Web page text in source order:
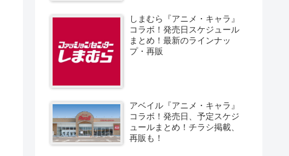
しまむら『アニメ・キャラ』
コラボ！発売日スケジュール
まとめ！最新のラインナッ
プ・再販
アベイル『アニメ・キャラ』
コラボ！発売日、予定スケジ
ュールまとめ！チラシ掲載、
再販も！